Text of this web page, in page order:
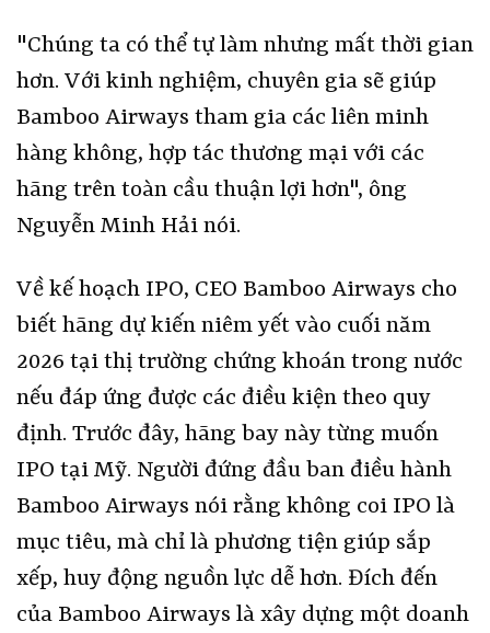
"Chúng ta có thể tự làm nhưng mất thời gian
hơn. Với kinh nghiệm, chuyên gia sẽ giúp
Bamboo Airways tham gia các liên minh
hàng không, hợp tác thương mại với các
hãng trên toàn cầu thuận lợi hơn", ông
Nguyễn Minh Hải nói.
Về kế hoạch IPO, CEO Bamboo Airways cho
biết hãng dự kiến niêm yết vào cuối năm
2026 tại thị trường chứng khoán trong nước
nếu đáp ứng được các điều kiện theo quy
định. Trước đây, hãng bay này từng muốn
IPO tại Mỹ. Người đứng đầu ban điều hành
Bamboo Airways nói rằng không coi IPO là
mục tiêu, mà chỉ là phương tiện giúp sắp
xếp, huy động nguồn lực dễ hơn. Đích đến
của Bamboo Airways là xây dựng một doanh